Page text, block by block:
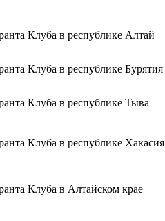
Клуба в республике Алтай
Клуба в республике Бурятия
Клуба в республике Тыва
Клуба в республике Хакасия
Клуба в Алтайском крае